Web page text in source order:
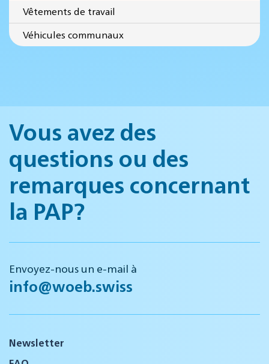
Vêtements de travail
Véhicules communaux
Vous avez des
questions ou des
remarques concernant
la PAP?
Envoyez-nous un e-mail à
info@woeb.swiss
Newsletter